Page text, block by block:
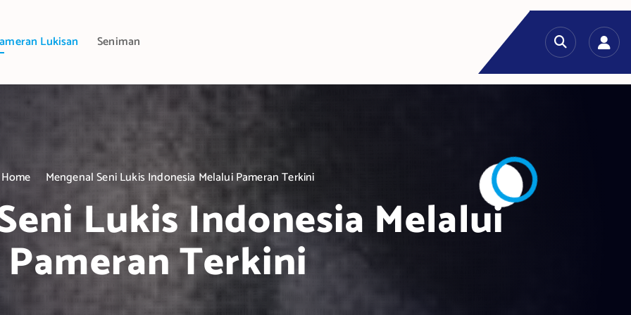
Lukisan Seniman
Home Mengenal Seni Lukis Indonesia Melalui Pameran Terkini
Lukis Indonesia Melalui
Pameran Terkini